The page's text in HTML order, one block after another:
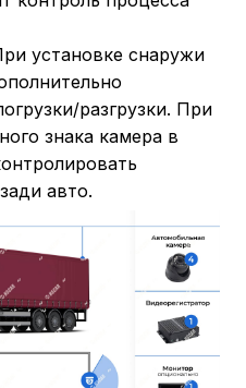
установке снаружи
разгрузки. При
знака камера в
авто.